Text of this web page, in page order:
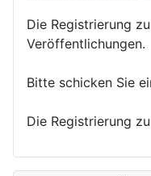
Die Registrierung
Veröffentlichungen.
Bitte schicken Sie
Die Registrierung